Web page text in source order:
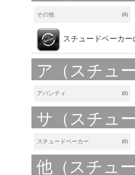
その他 (0)
スチュードベーカー
ア（スチュ
アバンティ (0)
サ（スチュ
スチュードベーカー (0)
他（スチュ